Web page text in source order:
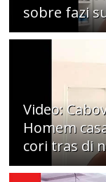
sobre fazi
Video:
Homem
cori tras di